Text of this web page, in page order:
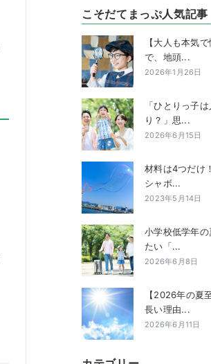
こそだてまっぷ人気記事
【大人も本気
で、地頭...
2026年1月26日
「ひとりっ子
り？」思...
2026年6月15日
材料は4つだけ
シャボ...
2023年5月14日
小学校低学年の
たい「...
2026年6月8日
【2026年の夏
長い理由...
2026年6月11日